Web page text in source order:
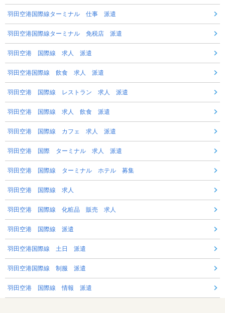
羽田空港国際線ターミナル 仕事 派遣
羽田空港国際線ターミナル 免税店 派遣
羽田空港 国際線 求人 派遣
羽田空港国際線 飲食 求人 派遣
羽田空港 国際線 レストラン 求人 派遣
羽田空港 国際線 求人 飲食 派遣
羽田空港 国際線 カフェ 求人 派遣
羽田空港 国際 ターミナル 求人 派遣
羽田空港 国際線 ターミナル ホテル 募集
羽田空港 国際線 求人
羽田空港 国際線 化粧品 販売 求人
羽田空港 国際線 派遣
羽田空港国際線 土日 派遣
羽田空港国際線 制服 派遣
羽田空港 国際線 情報 派遣